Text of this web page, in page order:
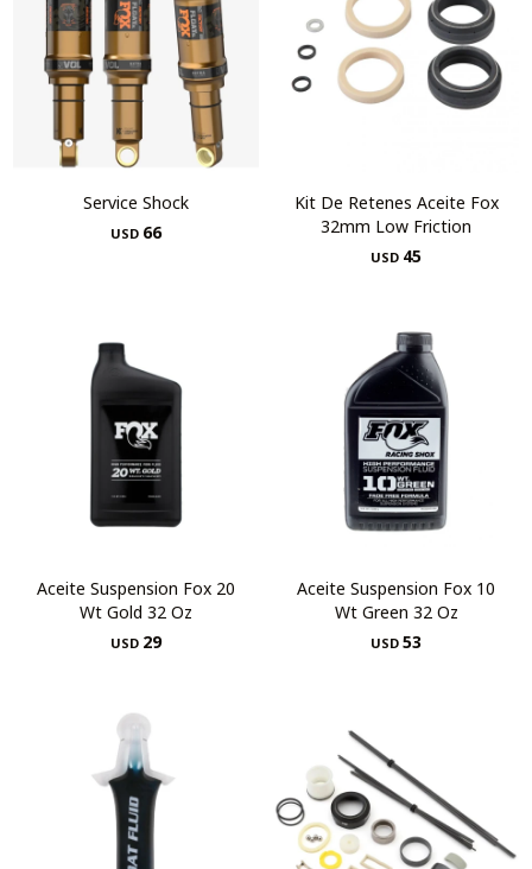
Service Shock
USD 66
Kit De Retenes Aceite Fox
32mm Low Friction
USD 45
Aceite Suspension Fox 20
Wt Gold 32 Oz
USD 29
Aceite Suspension Fox 10
Wt Green 32 Oz
USD 53